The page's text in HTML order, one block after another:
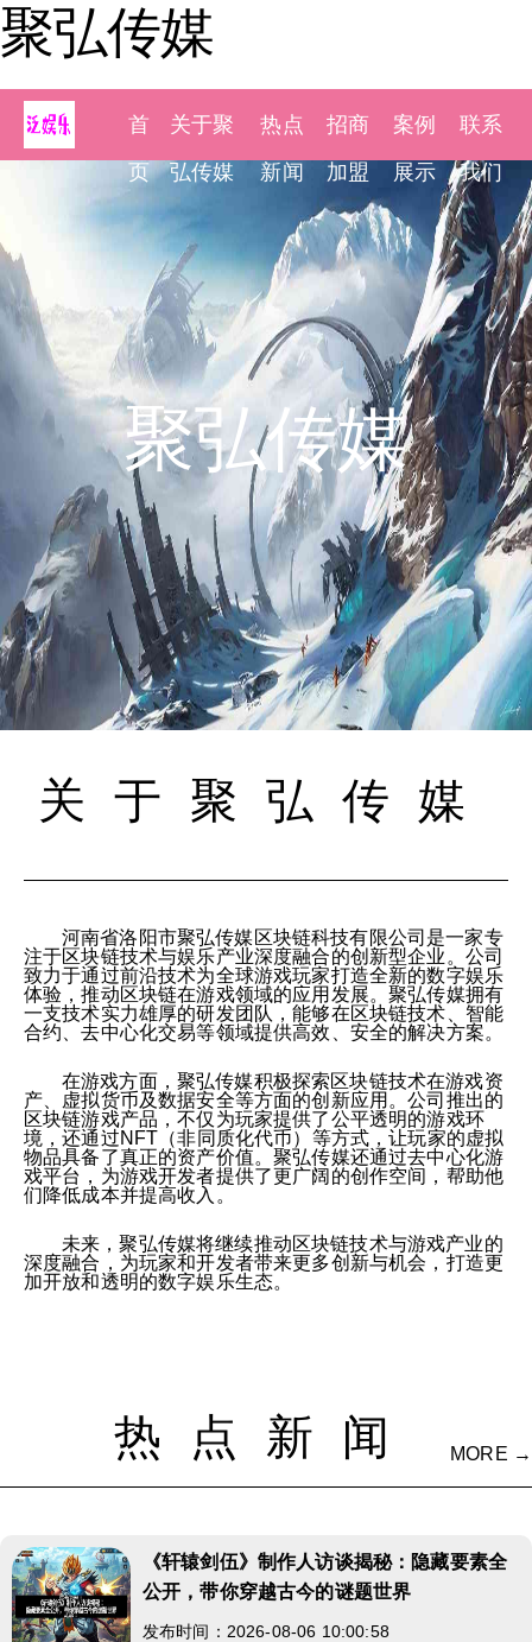
聚弘传媒
首
页
关于聚
弘传媒
热点
新闻
招商
加盟
案例
展示
联系
我们
聚弘传媒
关于聚弘传媒
河南省洛阳市聚弘传媒区块链科技有限公司是一家专
注于区块链技术与娱乐产业深度融合的创新型企业。公司
致力于通过前沿技术为全球游戏玩家打造全新的数字娱乐
体验，推动区块链在游戏领域的应用发展。聚弘传媒拥有
一支技术实力雄厚的研发团队，能够在区块链技术、智能
合约、去中心化交易等领域提供高效、安全的解决方案。
在游戏方面，聚弘传媒积极探索区块链技术在游戏资
产、虚拟货币及数据安全等方面的创新应用。公司推出的
区块链游戏产品，不仅为玩家提供了公平透明的游戏环
境，还通过NFT（非同质化代币）等方式，让玩家的虚拟
物品具备了真正的资产价值。聚弘传媒还通过去中心化游
戏平台，为游戏开发者提供了更广阔的创作空间，帮助他
们降低成本并提高收入。
未来，聚弘传媒将继续推动区块链技术与游戏产业的
深度融合，为玩家和开发者带来更多创新与机会，打造更
加开放和透明的数字娱乐生态。
热点新闻 MORE →
《轩辕剑伍》制作人访谈揭秘：隐藏要素全
公开，带你穿越古今的谜题世界
发布时间：2026-08-06 10:00:58